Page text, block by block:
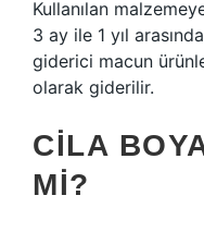
Kullanılan
3 ay ile 1 yıl
giderici macun
olarak giderilir.
CILA
MI?